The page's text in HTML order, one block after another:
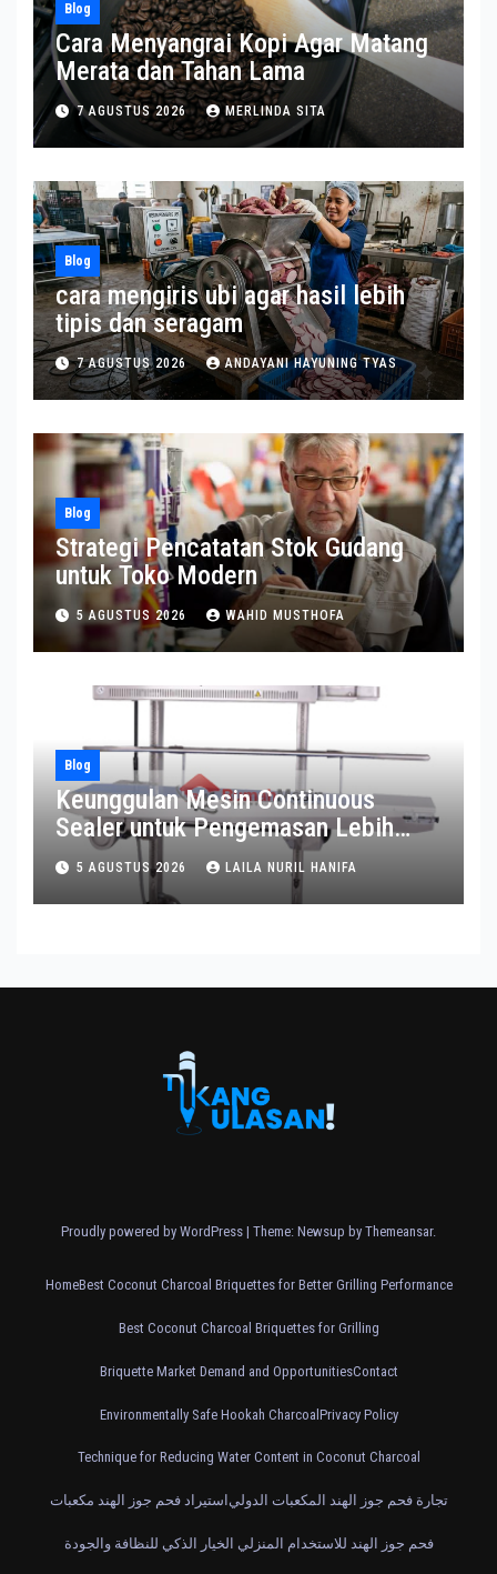
Blog
Cara Menyangrai Kopi Agar Matang
Merata dan Tahan Lama
7 AGUSTUS 2026 MERLINDA SITA
Blog
cara mengiris ubi agar hasil lebih
tipis dan seragam
7 AGUSTUS 2026 ANDAYANI HAYUNING TYAS
Blog
Strategi Pencatatan Stok Gudang
untuk Toko Modern
5 AGUSTUS 2026 WAHID MUSTHOFA
Blog
Keunggulan Mesin Continuous
Sealer untuk Pengemasan Lebih
Efisien
5 AGUSTUS 2026 LAILA NURIL HANIFA
Proudly powered by WordPress | Theme: Newsup by Themeansar.
HomeBest Coconut Charcoal Briquettes for Better Grilling Performance
Best Coconut Charcoal Briquettes for Grilling
Briquette Market Demand and OpportunitiesContact
Environmentally Safe Hookah CharcoalPrivacy Policy
Technique for Reducing Water Content in Coconut Charcoal
استيراد فحم جوز الهند مكعبات تجارة فحم جوز الهند المكعبات الدولي
فحم جوز الهند للاستخدام المنزلي الخيار الذكي للنظافة والجودة